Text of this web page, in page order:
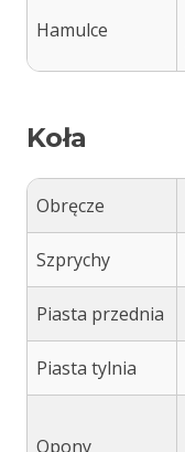
Hamulce
Koła
Obręcze
Szprychy
Piasta przednia
Piasta tylnia
Opony